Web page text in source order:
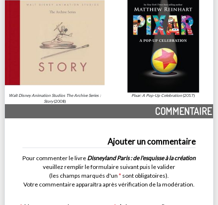
Walt Disney Animation Studios The Archive Series :
Story(2008)
Pixar: A Pop-Up Celebration (2017)
COMMENTAIRE
Ajouter un commentaire
Pour commenter le livre Disneyland Paris : de l'esquisse à la création
veuillez remplir le formulaire suivant puis le valider
(les champs marqués d'un * sont obligatoires).
Votre commentaire apparaîtra après vérification de la modération.